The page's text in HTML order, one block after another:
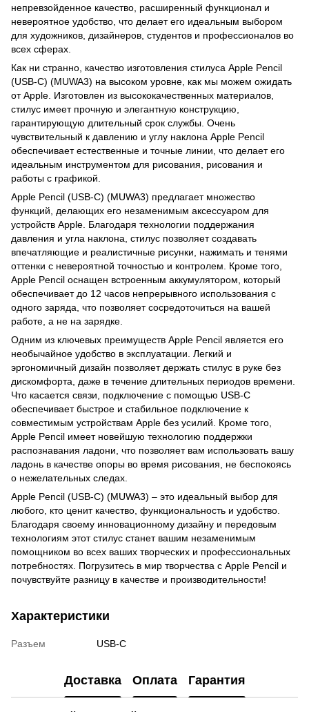
непревзойденное качество, расширенный функционал и
невероятное удобство, что делает его идеальным выбором
для художников, дизайнеров, студентов и профессионалов во
всех сферах.
Как ни странно, качество изготовления стилуса Apple Pencil
(USB-C) (MUWA3) на высоком уровне, как мы можем ожидать
от Apple. Изготовлен из высококачественных материалов,
стилус имеет прочную и элегантную конструкцию,
гарантирующую длительный срок службы. Очень
чувствительный к давлению и углу наклона Apple Pencil
обеспечивает естественные и точные линии, что делает его
идеальным инструментом для рисования, рисования и
работы с графикой.
Apple Pencil (USB-C) (MUWA3) предлагает множество
функций, делающих его незаменимым аксессуаром для
устройств Apple. Благодаря технологии поддержания
давления и угла наклона, стилус позволяет создавать
впечатляющие и реалистичные рисунки, нажимать и тенями
оттенки с невероятной точностью и контролем. Кроме того,
Apple Pencil оснащен встроенным аккумулятором, который
обеспечивает до 12 часов непрерывного использования с
одного заряда, что позволяет сосредоточиться на вашей
работе, а не на зарядке.
Одним из ключевых преимуществ Apple Pencil является его
необычайное удобство в эксплуатации. Легкий и
эргономичный дизайн позволяет держать стилус в руке без
дискомфорта, даже в течение длительных периодов времени.
Что касается связи, подключение с помощью USB-C
обеспечивает быстрое и стабильное подключение к
совместимым устройствам Apple без усилий. Кроме того,
Apple Pencil имеет новейшую технологию поддержки
распознавания ладони, что позволяет вам использовать вашу
ладонь в качестве опоры во время рисования, не беспокоясь
о нежелательных следах.
Apple Pencil (USB-C) (MUWA3) – это идеальный выбор для
любого, кто ценит качество, функциональность и удобство.
Благодаря своему инновационному дизайну и передовым
технологиям этот стилус станет вашим незаменимым
помощником во всех ваших творческих и профессиональных
потребностях. Погрузитесь в мир творчества с Apple Pencil и
почувствуйте разницу в качестве и производительности!
Характеристики
Разъем USB-C
Доставка Оплата Гарантия